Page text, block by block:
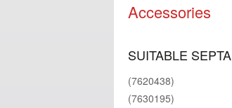
Accessories
SUITABLE SEPTA
(7620438)
(7630195)